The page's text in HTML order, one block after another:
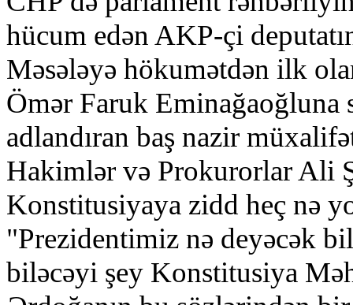
hücum edən AKP-çi
Məsələyə hökumətdən ilk
Ömər Faruk Eminağaoğluna
adlandıran baş nazir
Hakimlər və Prokurorlar Ali
Konstitusiyaya zidd heç nə
"Prezidentimiz nə deyəcək
biləcəyi şey Konstitusiya